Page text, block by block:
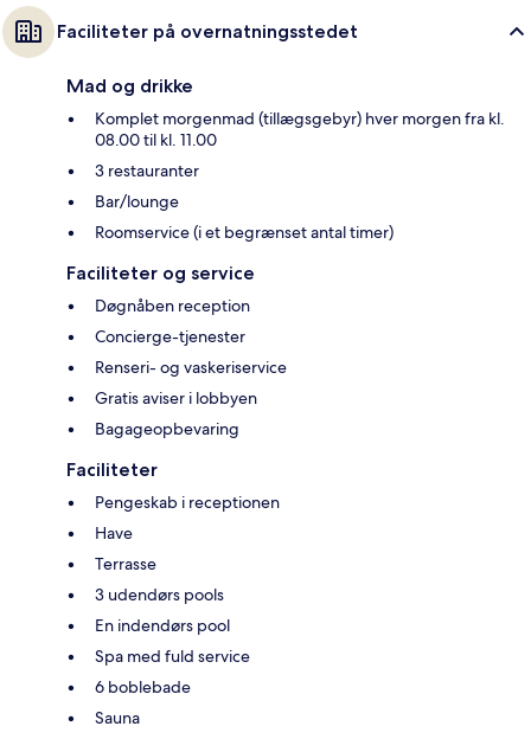
Faciliteter på overnatningsstedet
Mad og drikke
Komplet morgenmad (tillægsgebyr) hver morgen fra kl.
08.00 til kl. 11.00
3 restauranter
Bar/lounge
Roomservice (i et begrænset antal timer)
Faciliteter og service
Døgnåben reception
Concierge-tjenester
Renseri- og vaskeriservice
Gratis aviser i lobbyen
Bagageopbevaring
Faciliteter
Pengeskab i receptionen
Have
Terrasse
3 udendørs pools
En indendørs pool
Spa med fuld service
6 boblebade
Sauna